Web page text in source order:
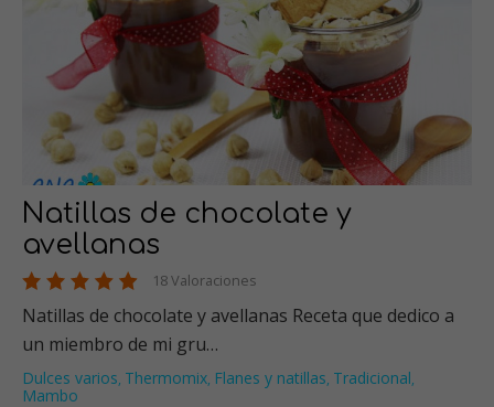
Natillas de chocolate y
avellanas
18 Valoraciones
Natillas de chocolate y avellanas Receta que dedico a
un miembro de mi gru…
Dulces varios, Thermomix, Flanes y natillas, Tradicional,
Mambo